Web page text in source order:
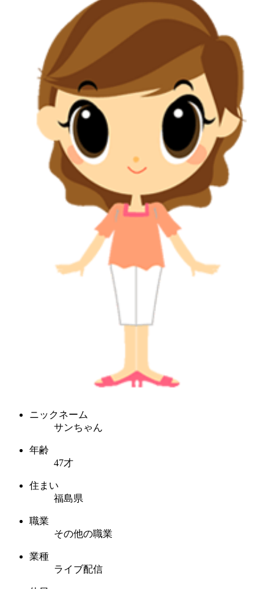
ニックネーム
サンちゃん
年齢
47才
住まい
福島県
職業
その他の職業
業種
ライブ配信